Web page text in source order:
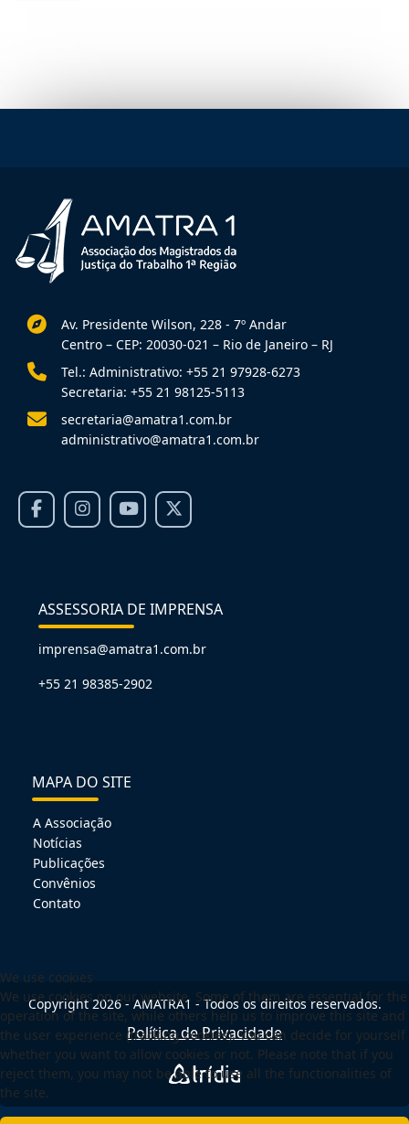
Av. Presidente Wilson, 228 - 7º Andar
Centro – CEP: 20030-021 – Rio de Janeiro – RJ
Tel.: Administrativo: +55 21 97928-6273
Secretaria: +55 21 98125-5113
secretaria@amatra1.com.br
administrativo@amatra1.com.br
ASSESSORIA DE IMPRENSA
imprensa@amatra1.com.br
+55 21 98385-2902
MAPA DO SITE
A Associação
Notícias
Publicações
Convênios
Contato
Copyright 2026 - AMATRA1 - Todos os direitos reservados.
Política de Privacidade
We use cookies
We use cookies on our website. Some of them are essential for the
operation of the site, while others help us to improve this site and
the user experience (tracking cookies). You can decide for yourself
whether you want to allow cookies or not. Please note that if you
reject them, you may not be able to use all the functionalities of
the site.